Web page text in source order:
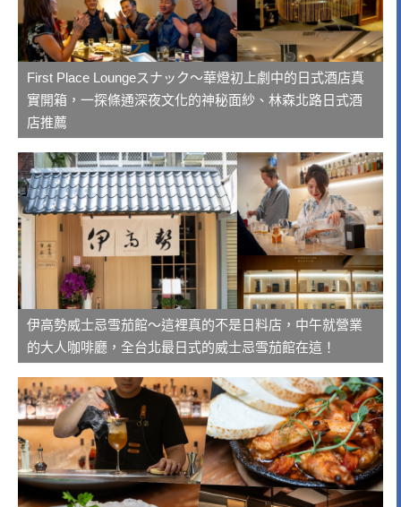
First Place Loungeスナック～華燈初上劇中的日式酒店真
實開箱，一探條通深夜文化的神秘面紗、林森北路日式酒
店推薦
伊高勢威士忌雪茄館～這裡真的不是日料店，中午就營業
的大人咖啡廳，全台北最日式的威士忌雪茄館在這！